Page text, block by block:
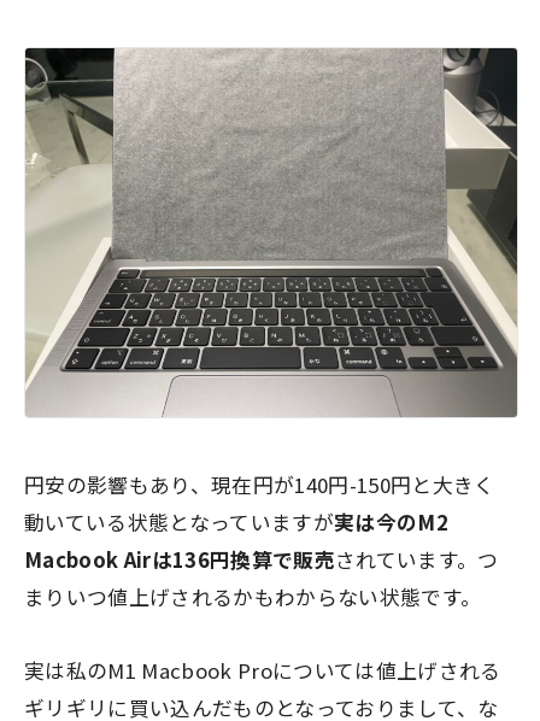
円安の影響もあり、現在円が140円-150円と大きく
動いている状態となっていますが実は今のM2
Macbook Airは136円換算で販売されています。 つ
まりいつ値上げされるかもわからない状態です。
実は私のM1 Macbook Proについては値上げされる
ギリギリに買い込んだものとなっておりまして、な